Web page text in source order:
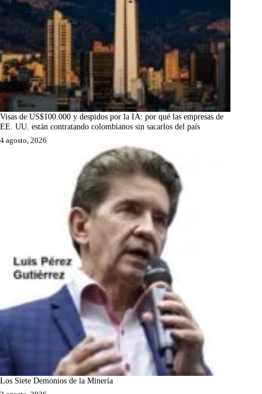
Visas de US$100.000 y despidos por la IA: por qué las empresas de
EE. UU. están contratando colombianos sin sacarlos del país
4 agosto, 2026
Los Siete Demonios de la Minería